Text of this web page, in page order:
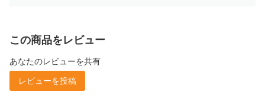
この商品をレビュー
あなたのレビューを共有
レビューを投稿